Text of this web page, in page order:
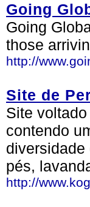
Going
Going
those
http://
Site de
Site
contendo
diversidade
pés,
http://